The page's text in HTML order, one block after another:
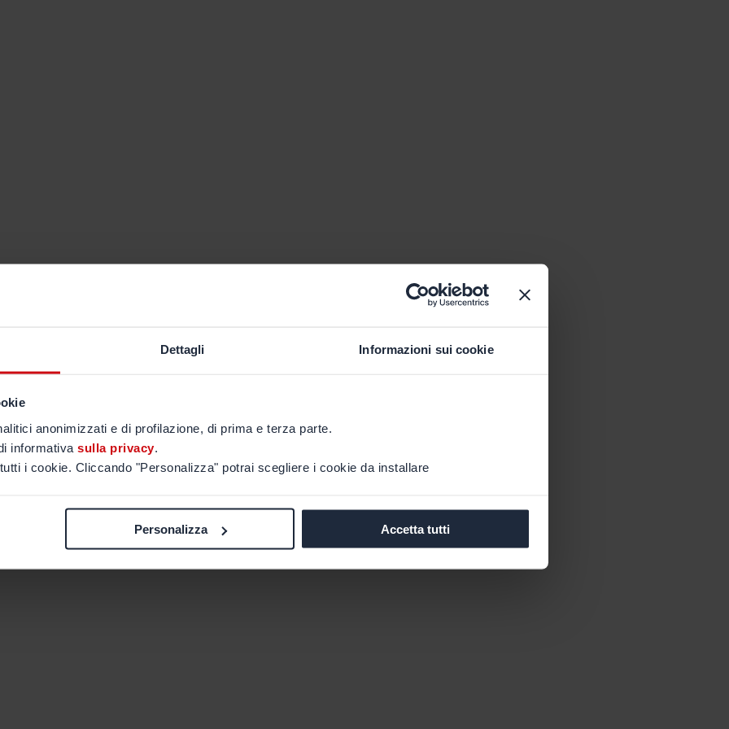
Dettagli Informazioni sui cookie
anonimizzati e di profilazione, di prima e terza parte.
informativa sulla privacy.
i cookie. Cliccando "Personalizza" potrai scegliere i cookie da installare
Personalizza Accetta tutti